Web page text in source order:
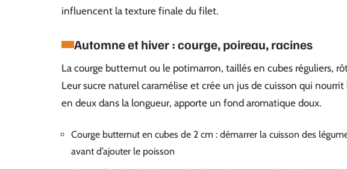
influencent la texture finale du filet.
Automne et hiver : courge, poireau, racines
La courge butternut ou le potimarron, taillés en cubes réguliers,
Leur sucre naturel caramélise et crée un jus de cuisson qui
en deux dans la longueur, apporte un fond aromatique doux.
Courge butternut en cubes de 2 cm : démarrer la cuisson des
avant d’ajouter le poisson